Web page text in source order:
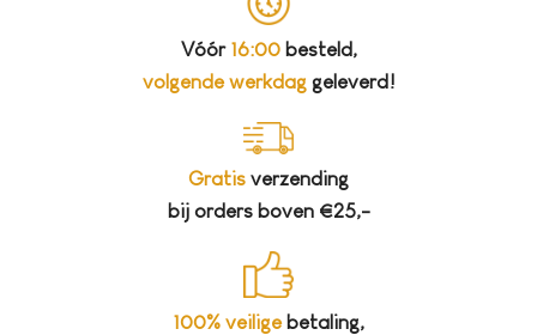
Vóór 16:00besteld,
volgende werkdag geleverd!
Gratis verzending
bij orders boven €25,-
100% veiligebetaling,